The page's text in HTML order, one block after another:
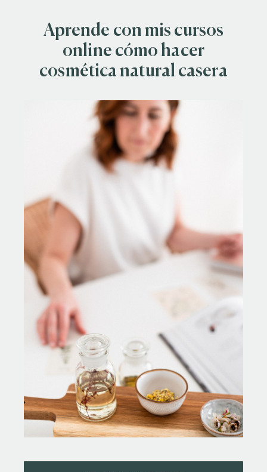
Aprende con mis cursos
online cómo hacer
cosmética natural casera